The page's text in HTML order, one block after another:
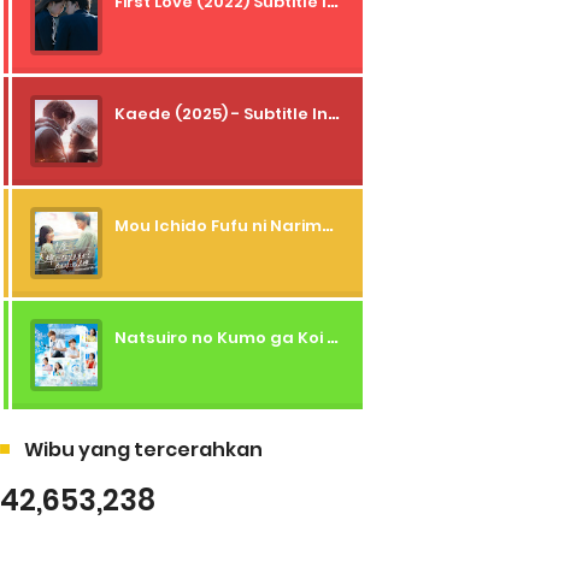
Kaede (2025) - Subtitle Indonesia
Mou Ichido Fufu ni Narimasu ka? (2026) - 01 Subtitle Indonesia
Natsuiro no Kumo ga Koi to Arashi wo Makiokosu (2026) - 01 Subtitle Indonesia
Wibu yang tercerahkan
42,653,238